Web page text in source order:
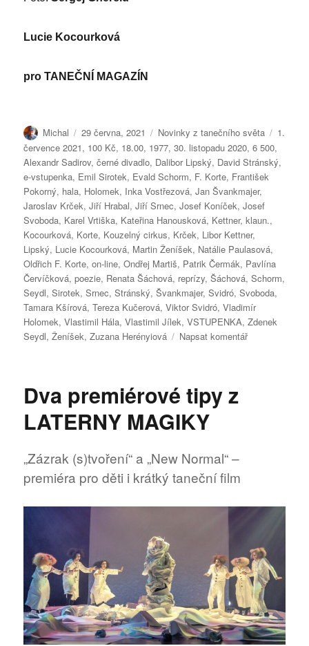
Lucie Kocourková
proTANEČNÍ MAGAZÍN
Autor:
Michal Publikováno:
29 června, 2021 Rubriky:
Novinky z tanečního světa Štítky:
1.
července 2021, 100 Kč, 18.00, 1977,30. listopadu 2020,6 500,
Alexandr Sadirov,černé divadlo, Dalibor Lipský, David Stránský,
e-vstupenka, Emil Sirotek, Evald Schorm, F. Korte, František
Pokorný, hala, Holomek, Inka Vostřezová,Jan Švankmajer,
Jaroslav Krček,Jiří Hrabal,Jiří Srnec,Josef Koníček,Josef
Svoboda, Karel Vrtiška, Kateřina Hanousková, Kettner,klaun.,
Kocourková, Korte, Kouzelný cirkus, Krček, Libor Kettner,
Lipský, Lucie Kocourková, Martin Ženíšek, Natálie Paulasová,
Oldřich F. Korte,on-line,Ondřej Martiš, Patrik Čermák, Pavlína
Červíčková,poezie, Renata Šáchová, reprízy,Šáchová,Schorm,
Seydl,Sirotek,Srnec,Stránský,Švankmajer,Svidró,Svoboda,
Tamara Kšírová,Tereza Kučerová,Viktor Svidró,Vladimír
Holomek,Vlastimil Hála,Vlastimil Jílek,VSTUPENKA,Zdenek
Seydl,Ženíšek,Zuzana Herényiová Napsat komentářpro
Dva premiérové tipy z
LATERNY MAGIKY
„Zázrak (s)tvoření“ a „New Normal“ –
premiéra pro děti i krátký taneční film